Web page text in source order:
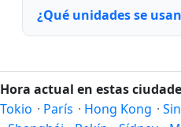
¿Qué unidades se
Hora actual en estas
Tokio · París · Hong Kong ·